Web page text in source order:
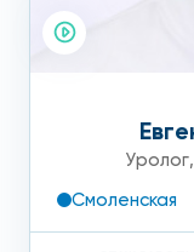
Уролог,
Смоленская